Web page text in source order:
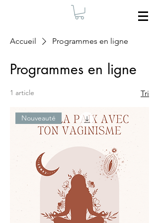
Accueil Programmes en ligne
Programmes en ligne
1 article Tri
Nouveauté